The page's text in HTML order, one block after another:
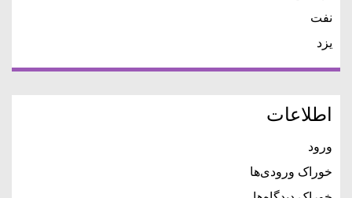
نفت
یزد
اطلاعات
ورود
خوراک ورودی‌ها